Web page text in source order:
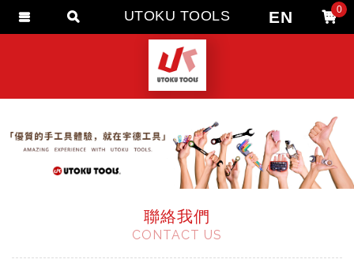
聯絡我們
CONTACT US
UTOKU TOOLS EN 0
會員登入
會員註冊
忘記密碼
追蹤清單
匯款通知